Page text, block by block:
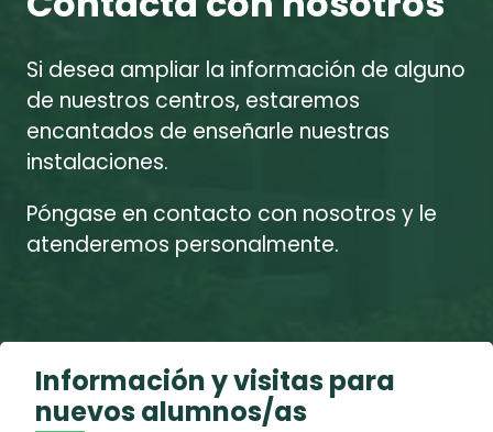
Si desea ampliar la información de alguno
de nuestros centros, estaremos
encantados de enseñarle nuestras
instalaciones.
Póngase en contacto con nosotros y le
atenderemos personalmente.
Información y visitas para
nuevos alumnos/as